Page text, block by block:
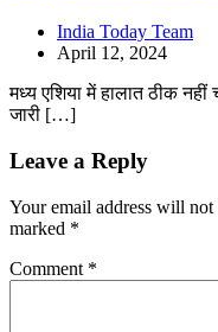
India Today Team
April 12, 2024
मध्य एशिया में हालात ठीक
जारी […]
Leave a Reply
Your email address will not
marked *
Comment *